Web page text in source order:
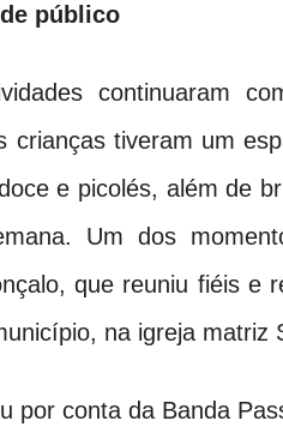
público
continuaram
crianças tiveram um
e picolés, além de
Um dos
que reuniu fiéis e
na igreja matriz
por conta da Banda